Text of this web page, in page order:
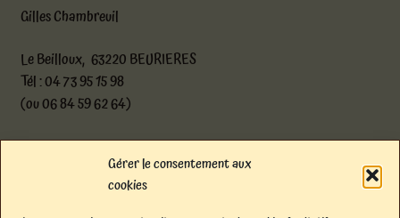
Gérer le consentement aux
cookies
Gilles Chambreuil
Le Beilloux, 63220 BEURIERES
Tél : 04 73 95 15 98
(ou 06 84 59 62 64)
atelier@boischantourne.com